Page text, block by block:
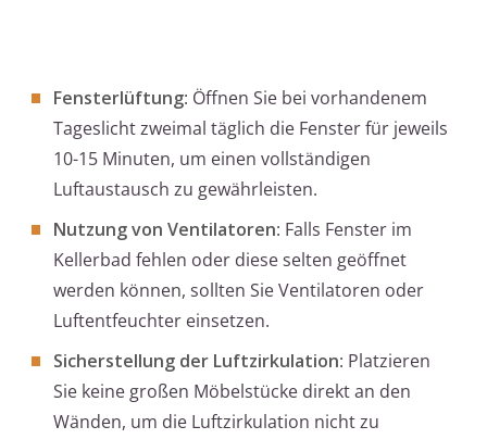
Fensterlüftung: Öffnen Sie bei vorhandenem
Tageslicht zweimal täglich die Fenster für jeweils
10-15 Minuten, um einen vollständigen
Luftaustausch zu gewährleisten.
Nutzung von Ventilatoren: Falls Fenster im
Kellerbad fehlen oder diese selten geöffnet
werden können, sollten Sie Ventilatoren oder
Luftentfeuchter einsetzen.
Sicherstellung der Luftzirkulation: Platzieren
Sie keine großen Möbelstücke direkt an den
Wänden, um die Luftzirkulation nicht zu